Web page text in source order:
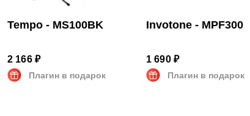
Tempo - MS100BK
2 166 ₽
Плагин в подарок
Invotone - MPF300
1 690 ₽
Плагин в подарок